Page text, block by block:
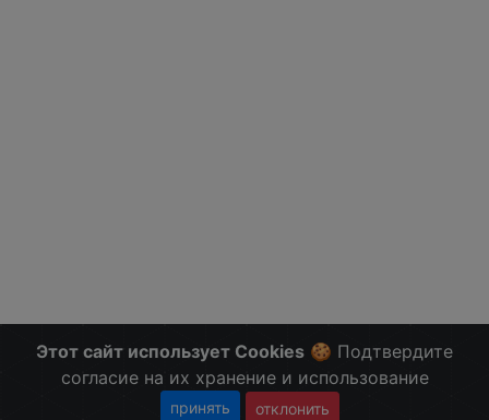
Этот сайт использует Cookies 🍪 Подтвердите
согласие на их хранение и использование
принять отклонить